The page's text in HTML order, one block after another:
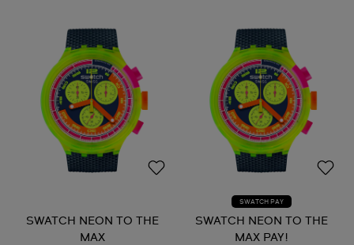
SWATCH NEON TO THE
MAX
SWATCH PAY
SWATCH NEON TO THE
MAX PAY!